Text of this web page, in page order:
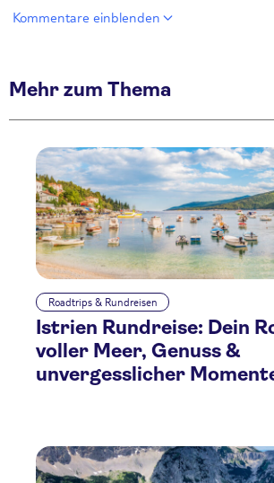
Kommentare einblenden
Mehr zum Thema
Roadtrips & Rundreisen
Istrien Rundreise: Dein
voller Meer, Genuss &
unvergesslicher